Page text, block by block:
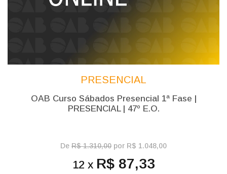
PRESENCIAL
OAB Curso Sábados Presencial 1ª Fase |
PRESENCIAL | 47º E.O.
De R$ 1.310,00 por R$ 1.048,00
12 x R$ 87,33